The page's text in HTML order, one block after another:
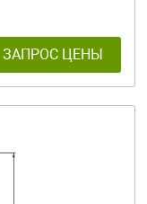
ЗАПРОС ЦЕНЫ